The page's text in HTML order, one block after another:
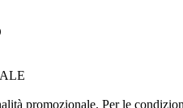
promozionale. Per le